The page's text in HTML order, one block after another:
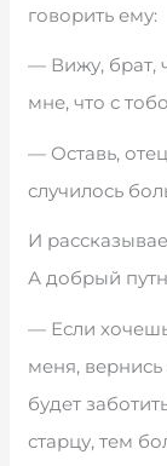
говорить ему:
— Вижу, брат,
мне, что с
— Оставь,
случилось
И
А добрый
— Если
меня, вернись
будет
старцу, тем